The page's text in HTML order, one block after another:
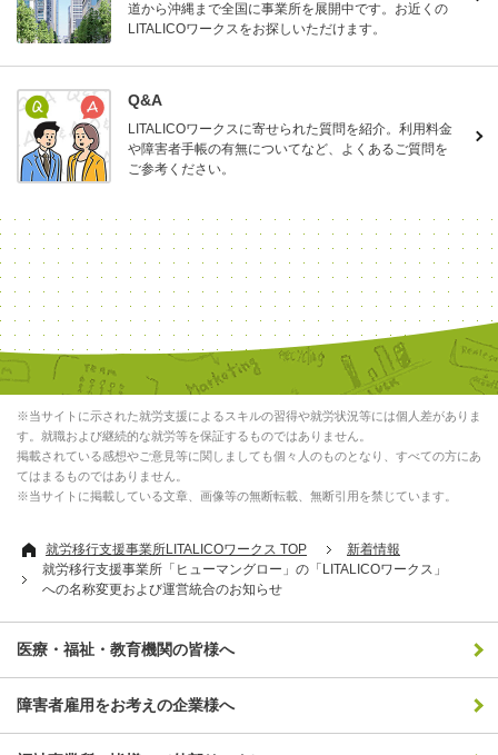
道から沖縄まで全国に事業所を展開中です。お近くの
LITALICOワークスをお探しいただけます。
Q&A
LITALICOワークスに寄せられた質問を紹介。利用料金
や障害者手帳の有無についてなど、よくあるご質問を
ご参考ください。
※当サイトに示された就労支援によるスキルの習得や就労状況等には個人差がありま
す。就職および継続的な就労等を保証するものではありません。
掲載されている感想やご意見等に関しましても個々人のものとなり、すべての方にあ
てはまるものではありません。
※当サイトに掲載している文章、画像等の無断転載、無断引用を禁じています。
就労移行支援事業所LITALICOワークス TOP
新着情報
就労移行支援事業所「ヒューマングロー」の「LITALICOワークス」
への名称変更および運営統合のお知らせ
医療・福祉・教育機関の皆様へ
障害者雇用をお考えの企業様へ